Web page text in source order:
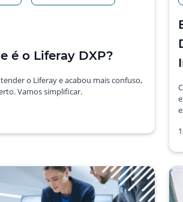
é o Liferay DXP?
o Liferay e acabou mais confuso,
Vamos simplificar.